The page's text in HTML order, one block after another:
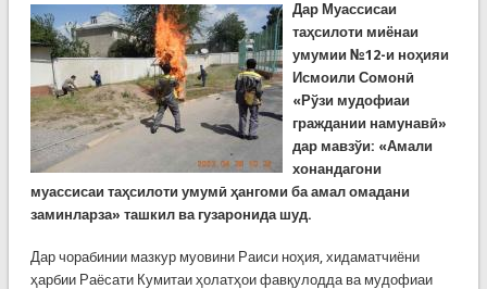
Дар Муассисаи
таҳсилоти миёнаи
умумии №12-и ноҳияи
Исмоили Сомонӣ
«Рўзи мудофиаи
граждании намунавӣ»
дар мавзўи: «Амали
хонандагони
муассисаи таҳсилоти умумӣ ҳангоми ба амал омадани
заминларза» ташкил ва гузаронида шуд.
Дар чорабинии мазкур муовини Раиси ноҳия, хидаматчиёни
ҳарбии Раёсати Кумитаи ҳолатҳои фавқулодда ва мудофиаи